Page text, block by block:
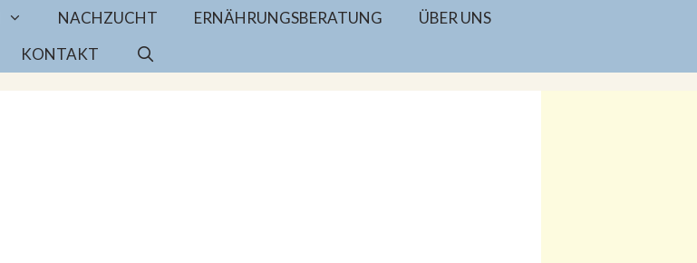
NACHZUCHT ERNÄHRUNGSBERATUNG
ÜBER UNS
KONTAKT